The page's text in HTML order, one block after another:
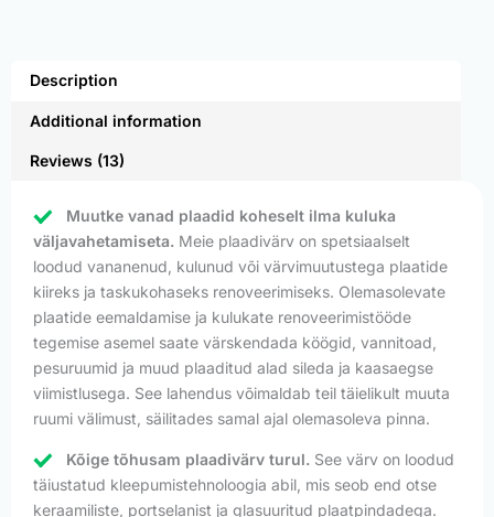
Description
Additional information
Reviews (13)
Muutke vanad plaadid koheselt ilma kuluka
väljavahetamiseta. Meie plaadivärv on spetsiaalselt
loodud vananenud, kulunud või värvimuutustega plaatide
kiireks ja taskukohaseks renoveerimiseks. Olemasolevate
plaatide eemaldamise ja kulukate renoveerimistööde
tegemise asemel saate värskendada köögid, vannitoad,
pesuruumid ja muud plaaditud alad sileda ja kaasaegse
viimistlusega. See lahendus võimaldab teil täielikult muuta
ruumi välimust, säilitades samal ajal olemasoleva pinna.
Kõige tõhusam plaadivärv turul. See värv on loodud
täiustatud kleepumistehnoloogia abil, mis seob end otse
keraamiliste, portselanist ja glasuuritud plaatpindadega.